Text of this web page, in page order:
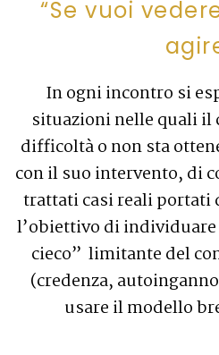
“Se vuoi
In ogni incontro si
situazioni nelle quali il
difficoltà o non sta
con il suo intervento, di
trattati casi reali portati
l’obiettivo di
cieco” limitante del
(credenza,
usare il modello